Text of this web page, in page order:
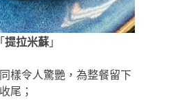
提拉米蘇 」
樣令人驚艷，為整餐留下
尾；